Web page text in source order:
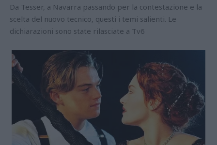
Da Tesser, a Navarra passando per la contestazione e la
scelta del nuovo tecnico, questi i temi salienti. Le
dichiarazioni sono state rilasciate a Tv6